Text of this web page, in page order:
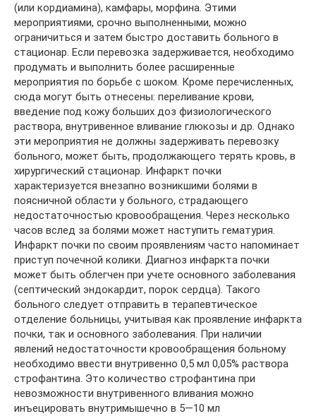
(или кордиамина), камфары, морфина. Этими
мероприятиями, срочно выполненными, можно
ограничиться и затем быстро доставить больного в
стационар. Если перевозка задерживается, необходимо
продумать и выполнить более расширенные
мероприятия по борьбе с шоком. Кроме перечисленных,
сюда могут быть отнесены: переливание крови,
введение под кожу больших доз физиологического
раствора, внутривенное вливание глюкозы и др. Однако
эти мероприятия не должны задерживать перевозку
больного, может быть, продолжающего терять кровь, в
хирургический стационар. Инфаркт почки
характеризуется внезапно возникшими болями в
поясничной области у больного, страдающего
недостаточностью кровообращения. Через несколько
часов вслед за болями может наступить гематурия.
Инфаркт почки по своим проявлениям часто напоминает
приступ почечной колики. Диагноз инфаркта почки
может быть облегчен при учете основного заболевания
(септический эндокардит, порок сердца). Такого
больного следует отправить в терапевтическое
отделение больницы, учитывая как проявление инфаркта
почки, так и основного заболевания. При наличии
явлений недостаточности кровообращения больному
необходимо ввести внутривенно 0,5 мл 0,05% раствора
строфантина. Это количество строфантина при
невозможности внутривенного вливания можно
инъецировать внутримышечно в 5—10 мл